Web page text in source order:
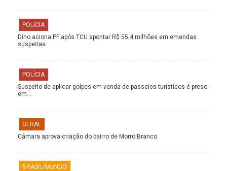
POLÍCIA
Dino aciona PF após TCU apontar R$ 55,4 milhões em emendas
suspeitas
POLÍCIA
Suspeito de aplicar golpes em venda de passeios turísticos é preso
em…
GERAL
Câmara aprova criação do bairro de Morro Branco
BRASIL/MUNDO